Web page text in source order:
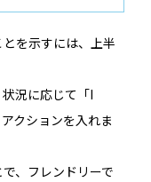
を示すには、上半
況に応じて「I
クションを入れま
、フレンドリーで